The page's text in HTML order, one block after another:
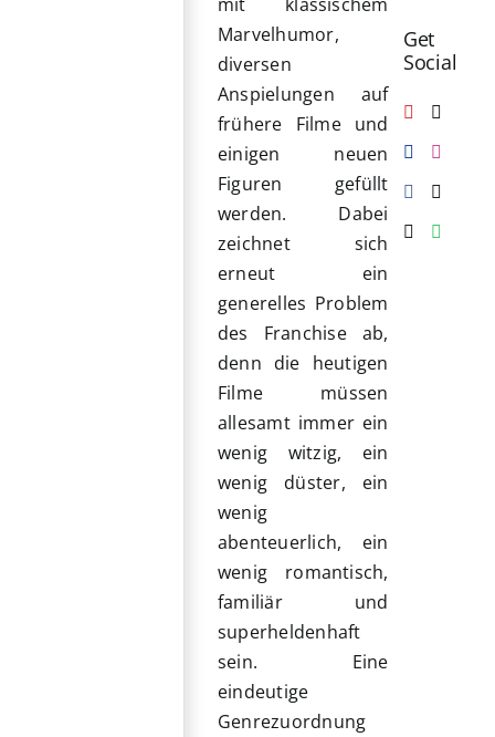
Marvelhumor,
diversen
Anspielungen auf
frühere Filme und
einigen neuen
Figuren gefüllt
werden. Dabei
zeichnet sich
erneut ein
generelles Problem
des Franchise ab,
denn die heutigen
Filme müssen
allesamt immer ein
wenig witzig, ein
wenig düster, ein
wenig
abenteuerlich, ein
wenig romantisch,
familiär und
superheldenhaft
sein. Eine
eindeutige
Genrezuordnung
Get
Social